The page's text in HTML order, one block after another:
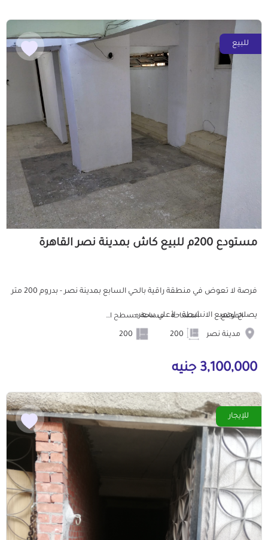
للبيع
مستودع 200م للبيع كاش بمدينة نصر القاهرة
فرصة لا تعوض في منطقة راقية بالحي السابع بمدينة نصر - بدروم 200 متر
يصلح لجميع الانشطة - لأعلي سعر -...
الموقع
مدينة نصر
المساحة مساحة مسطح البناء
3,100,000 جنيه
للإيجار